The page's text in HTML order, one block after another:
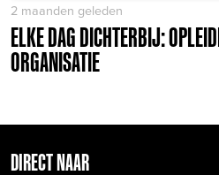
2 maanden geleden
ELKE DAG DICHTERBIJ:
ORGANISATIE
DIRECT NAAR